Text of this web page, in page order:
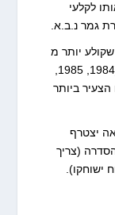
לקלעי
יותר מ
(2008). הוא גם הצעיר ביותר
וכנראה יצטרף
(צריך